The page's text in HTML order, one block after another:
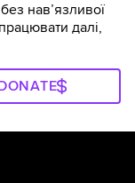
навʼязливої
далі,